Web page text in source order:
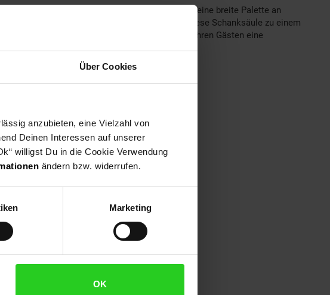
Über Cookies
anzubieten, eine Vielzahl von
Deinen Interessen auf unserer
willigst Du in die Cookie Verwendung
ändern bzw. widerrufen.
Marketing
OK
Betriebs. Mit der Möglichkeit, eine breite Palette an
und die unkomplizierte Handhabung machen diese Schanksäule zu einem
Ihres Angebots! Gönnen Sie sich den Luxus, Ihren Gästen eine